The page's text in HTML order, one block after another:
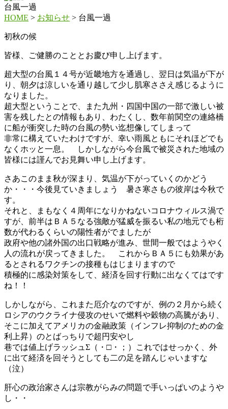
台風一過
HOME > お知らせ > 台風一過
初秋の候
皆様、ご健勝のこととお慶び申し上げます。
超大型の台風１４号が近畿地方を通過し、翌日は気温が下が
り、朝夕は涼しいを通り越して少し肌寒ささえ感じるように
なりました。
超大型ということで、また九州・四国中国の一部で激しい被
害を残したとの情報もあり、わたくし、数年前関空の連絡橋
に船が衝突した時の台風の勢い迄想像してしまって
非常に構えていたわけですが、幸い雨風ともにそれほどでも
なくホッと一息。 しかしながら今台風で被災された地域の
皆様には謹んでお見舞い申し上げます。
さあこのまま秋が深まり、気温が下がっていくのかどう
か・・・今後見ていきましょう 暑さ寒さもの彼岸は今秋で
す。
それと、まもなく４周年になりかねないコロナウィルス渦で
すが、前半はＢＡ５なる強敵が猛威を振るい私の地元でも桁
数が代わるくらいの陽性者がでましたが
政府や他の諸外国の出口戦略が進み、世間一般ではようやく
人の流れが戻ってきました。 これからＢＡ５にも効果があ
るとされるワクチンの接種もはじまりますので
積極的に感染対策をして、経済を回す行動に出なくてはです
ね！！
しかしながら、これまた厄介なのですが、例の２月から続く
ロシアのウクライナ侵攻のせいで燃料や穀物の高騰があり、
そこに加えてアメリカの金融政策（インフレ抑制のための金
利上昇）のとばっちりで超円安やし
巷では値上げラッシュΣ（・□・；）これではせっかく、外
に出て経済を回そうとしても二の足を踏んじゃいますな
（泣）
肝心の政治家さんは宗教がらみの問題で手いっぱいのようや
し・・